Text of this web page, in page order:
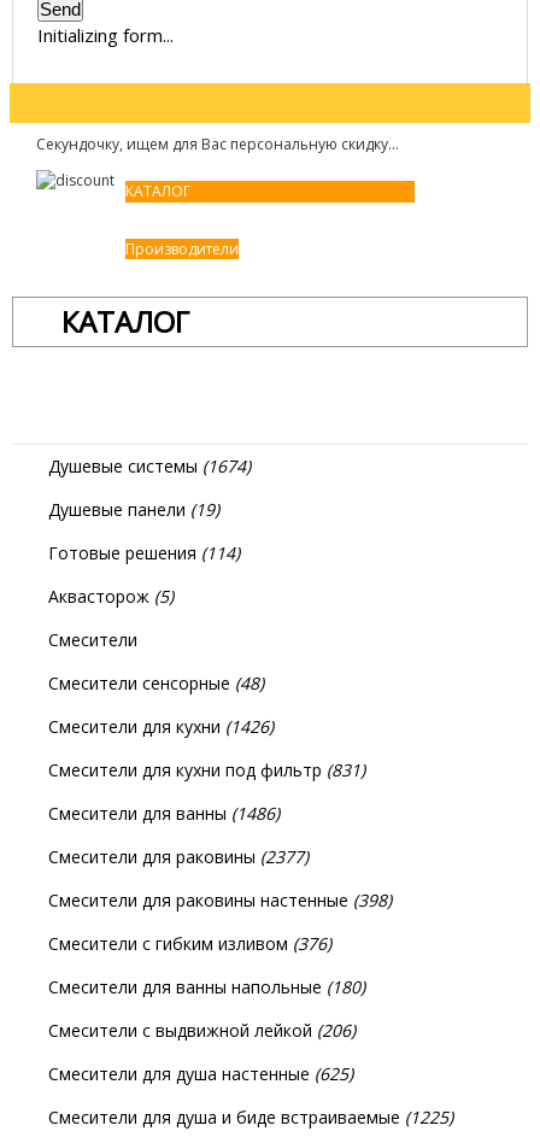
Send
Initializing form...
Секундочку, ищем для Вас персональную скидку...
КАТАЛОГ
Производители
КАТАЛОГ
Душевые системы (1674)
Душевые панели (19)
Готовые решения (114)
Аквасторож (5)
Смесители
Смесители сенсорные (48)
Смесители для кухни (1426)
Смесители для кухни под фильтр (831)
Смесители для ванны (1486)
Смесители для раковины (2377)
Смесители для раковины настенные (398)
Смесители с гибким изливом (376)
Смесители для ванны напольные (180)
Смесители с выдвижной лейкой (206)
Смесители для душа настенные (625)
Смесители для душа и биде встраиваемые (1225)